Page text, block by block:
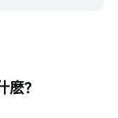
麽？